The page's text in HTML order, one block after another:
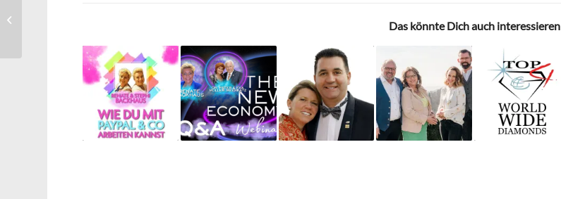
Das könnte Dich auch interessieren